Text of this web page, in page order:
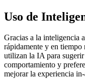
Uso de
Gracias a la inteligencia
rápidamente y en tiempo
utilizan la IA para
comportamiento y
mejorar la experiencia